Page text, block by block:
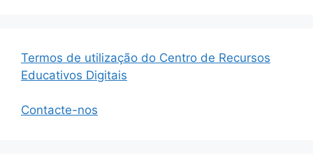
Termos de utilização do Centro de Recursos
Educativos Digitais
Contacte-nos